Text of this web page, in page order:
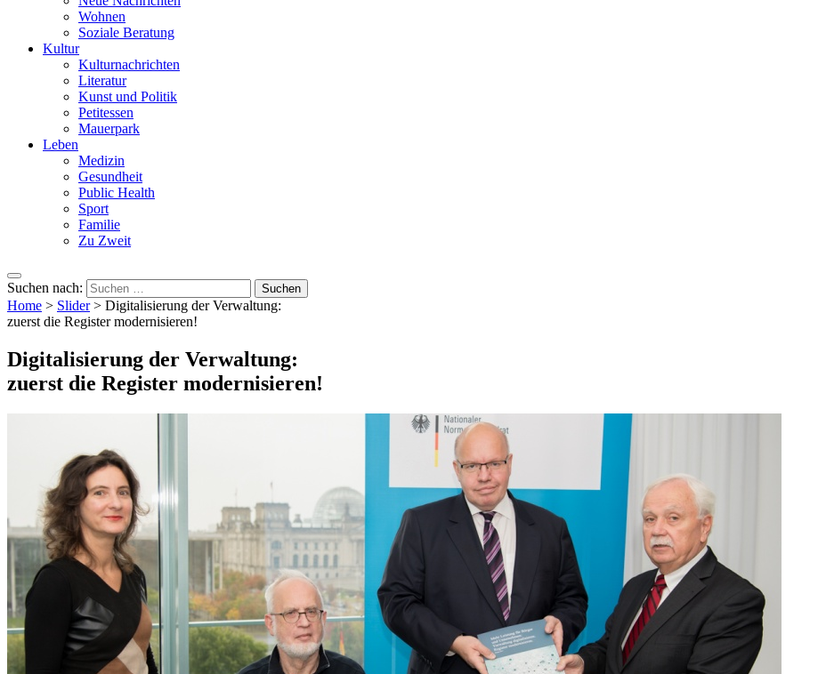
Wohnen
Soziale Beratung
Kultur
Kulturnachrichten
Literatur
Kunst und Politik
Petitessen
Mauerpark
Leben
Medizin
Gesundheit
Public Health
Sport
Familie
Zu Zweit
Suchen nach:
Home > Slider> Digitalisierung der Verwaltung:
zuerst die Register modernisieren!
Digitalisierung der Verwaltung:
zuerst die Register modernisieren!